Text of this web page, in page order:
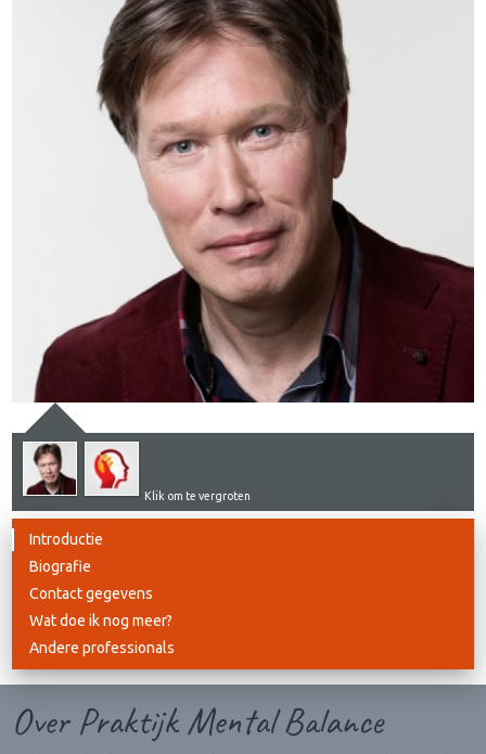
Klik om te vergroten
Introductie
Biografie
Contact gegevens
Wat doe ik nog meer?
Andere professionals
Over Praktijk Mental Balance